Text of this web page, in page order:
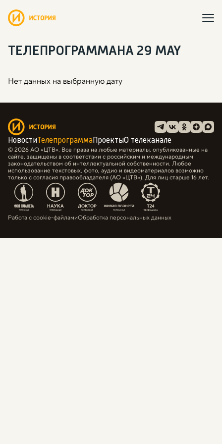
ТЕЛЕПРОГРАММАНА 29 MAY
Нет данных на выбранную дату
Новости Телепрограмма ПроектыО телеканале
© 2026 АО «ЦТВ». Все права на любые материалы, опубликованные на
сайте, защищены в соответствии с российским и международным
законодательством об интеллектуальной собственности. Любое
использование текстовых, фото, аудио и видеоматериалов возможно
только с согласия правообладателя (АО «ЦТВ»). Для лиц старше 16 лет.
Работа с cookie-файламиОбработка персональных данных